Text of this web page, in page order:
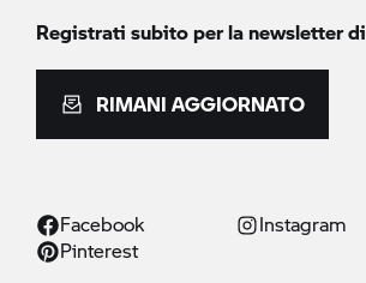
Registrati subito per la newsletter di
RIMANI AGGIORNATO
Facebook Instagram
Pinterest